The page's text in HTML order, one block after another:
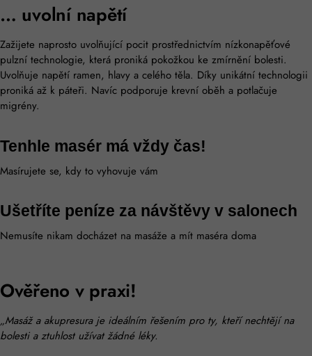
… uvolní napětí
Zažijete naprosto uvolňující pocit prostřednictvím nízkonapěťové
pulzní technologie, která proniká pokožkou ke zmírnění bolesti.
Uvolňuje napětí ramen, hlavy a celého těla. Díky unikátní technologii
proniká až k páteři. Navíc podporuje krevní oběh a potlačuje
migrény.
Tenhle masér má vždy čas!
Masírujete se, kdy to vyhovuje vám
Ušetříte peníze za návštěvy v salonech
Nemusíte nikam docházet na masáže a mít maséra doma
Ověřeno v praxi!
„Masáž a akupresura je ideálním řešením pro ty, kteří nechtějí na
bolesti a ztuhlost užívat žádné léky.